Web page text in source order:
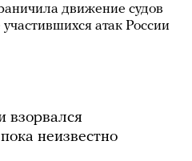
движение судов
атак России
взорвался
неизвестно